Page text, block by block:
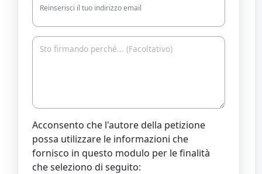
Reinserisci il tuo indirizzo email
Acconsento che l'autore della petizione
possa utilizzare le informazioni che
fornisco in questo modulo per le finalità
che seleziono di seguito: